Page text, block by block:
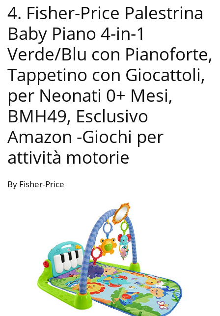
4. Fisher-Price Palestrina
Baby Piano 4-in-1
Verde/Blu con Pianoforte,
Tappetino con Giocattoli,
per Neonati 0+ Mesi,
BMH49, Esclusivo
Amazon -Giochi per
attività motorie
By Fisher-Price